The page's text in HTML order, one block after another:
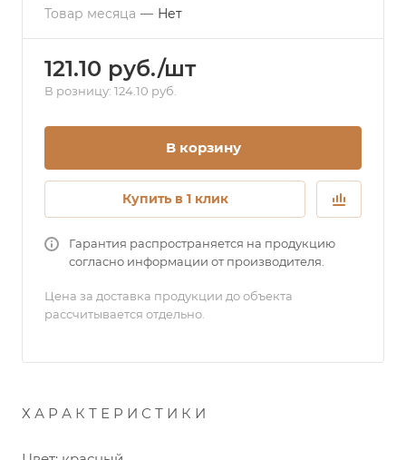
Товар месяца — Нет
121.10 руб./шт
В розницу: 124.10 руб.
В корзину
Купить в 1 клик
Гарантия распространяется на продукцию
согласно информации от производителя.
Цена за доставка продукции до объекта
рассчитывается отдельно.
Х А Р А К Т Е Р И С Т И К И